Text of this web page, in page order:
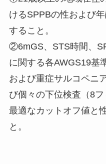
けるSPPBの性および
すること。
②6mGS、STS時間、
に関する各AWGS19基
および重症サルコペニ
び個々の下位検査（8
最適なカットオフ値と
と。